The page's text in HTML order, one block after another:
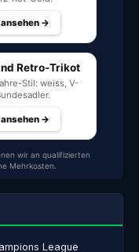
→
Retro-Trikot
Stil: weiss, V-
→
wir an qualifizierten
Mehrkosten.
League